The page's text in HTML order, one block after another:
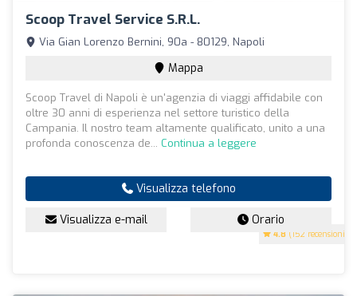
Scoop Travel Service S.r.l.
4.8 (152 recensioni)
Via Gian Lorenzo Bernini, 90a - 80129, Napoli
Mappa
Scoop Travel di Napoli è un'agenzia di viaggi affidabile con
oltre 30 anni di esperienza nel settore turistico della
Campania. Il nostro team altamente qualificato, unito a una
profonda conoscenza de... Continua a leggere
Visualizza telefono
Visualizza e-mail Orario